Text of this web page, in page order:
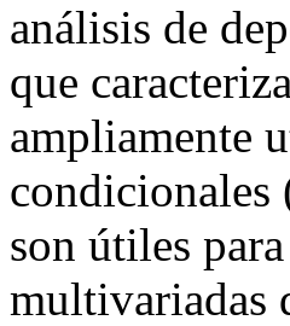
análisis de
que
ampliamente
condicionales
son útiles
multivariadas